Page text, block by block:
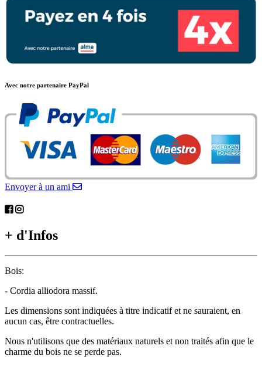
Avec notre partenaire PayPal
Envoyer à un ami
+ d'Infos
Bois:
- Cordia alliodora massif.
Les dimensions sont indiquées à titre indicatif et ne sauraient, en
aucun cas, être contractuelles.
Nous n'utilisons que des matériaux naturels et non traités afin que le
charme du bois ne se perde pas.